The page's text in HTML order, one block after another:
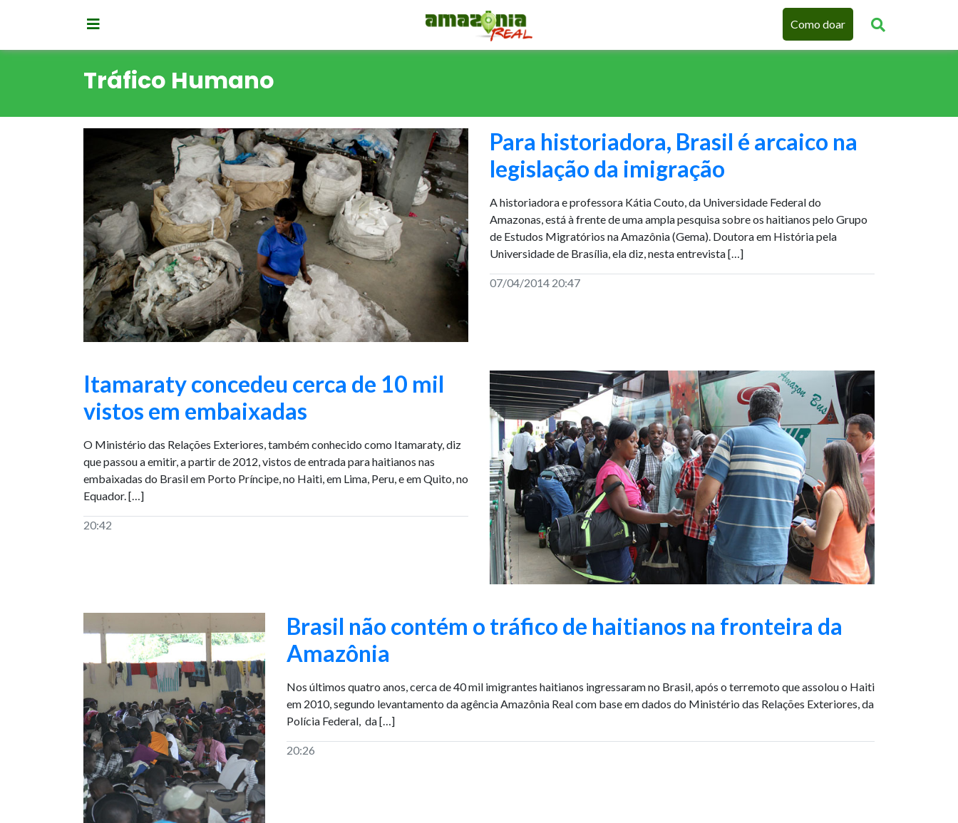
Como doar
Tráfico Humano
Para historiadora, Brasil é arcaico na
legislação da imigração
A historiadora e professora Kátia Couto, da Universidade Federal do
Amazonas, está à frente de uma ampla pesquisa sobre os haitianos pelo Grupo
de Estudos Migratórios na Amazônia (Gema). Doutora em História pela
Universidade de Brasília, ela diz, nesta entrevista […]
07/04/2014 20:47
Itamaraty concedeu cerca de 10 mil
vistos em embaixadas
O Ministério das Relações Exteriores, também conhecido como Itamaraty, diz
que passou a emitir, a partir de 2012, vistos de entrada para haitianos nas
embaixadas do Brasil em Porto Príncipe, no Haiti, em Lima, Peru, e em Quito, no
Equador. […]
20:42
Brasil não contém o tráfico de haitianos na fronteira da
Amazônia
Nos últimos quatro anos, cerca de 40 mil imigrantes haitianos ingressaram no Brasil, após o terremoto que assolou o Haiti
em 2010, segundo levantamento da agência Amazônia Real com base em dados do Ministério das Relações Exteriores, da
Polícia Federal, da […]
20:26